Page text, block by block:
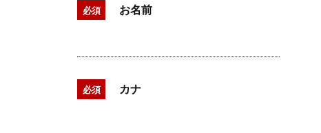
必須 お名前
必須 カナ